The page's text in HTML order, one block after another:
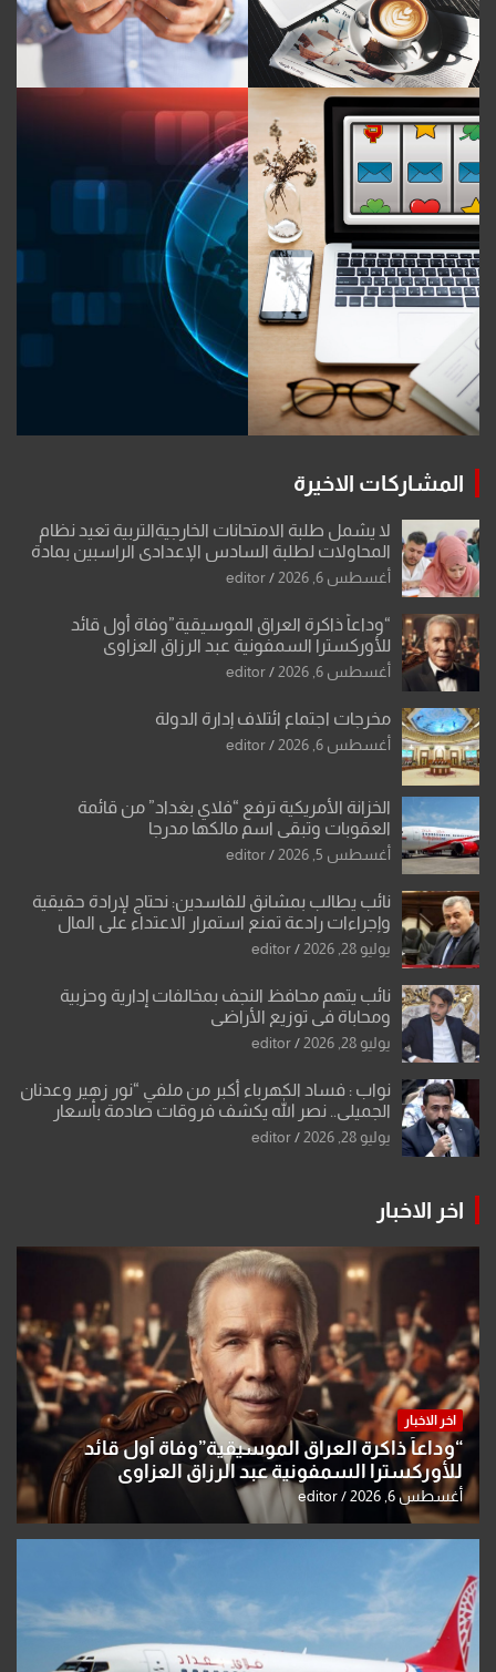
المشاركات الاخيرة
لا يشمل طلبة الامتحانات الخارجيةالتربية تعيد نظام
المحاولات لطلبة السادس الإعدادي الراسبين بمادة
أو مادتين
أغسطس 6, 2026 editor
“وداعاً ذاكرة العراق الموسيقية”وفاة أول قائد
للأوركسترا السمفونية عبد الرزاق العزاوي
أغسطس 6, 2026 editor
مخرجات اجتماع ائتلاف إدارة الدولة
أغسطس 6, 2026 editor
الخزانة الأمريكية ترفع “فلاي بغداد” من قائمة
العقوبات وتبقي اسم مالكها مدرجا
أغسطس 5, 2026 editor
نائب يطالب بمشانق للفاسدين: نحتاج لإرادة حقيقية
وإجراءات رادعة تمنع استمرار الاعتداء على المال
العام”.
يوليو 28, 2026 editor
نائب يتهم محافظ النجف بمخالفات إدارية وحزبية
ومحاباة في توزيع الأراضي
يوليو 28, 2026 editor
نواب : فساد الكهرباء أكبر من ملفي “نور زهير وعدنان
الجميلي.. نصر الله يكشف فروقات صادمة بأسعار
معدات الكهرباء وعقودها
يوليو 28, 2026 editor
اخر الاخبار
اخر الاخبار
“وداعاً ذاكرة العراق الموسيقية”وفاة أول قائد
للأوركسترا السمفونية عبد الرزاق العزاوي
أغسطس 6, 2026 editor